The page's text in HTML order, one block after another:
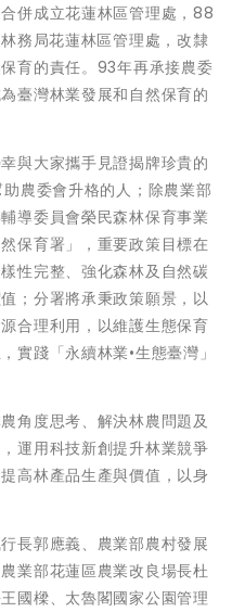
併成立花蓮林區管理處，88
務局花蓮林區管理處，改隸
育的責任。93年再承接農委
臺灣林業發展和自然保育的
與大家攜手見證揭牌珍貴的
農委會升格的人；除農業部
導委員會榮民森林保育事業
保育署」，重要政策目標在
性完整、強化森林及自然碳
；分署將承秉政策願景，以
合理利用，以維護生態保育
實踐「永續林業•生態臺灣」
角度思考、解決林農問題及
運用科技新創提升林業競爭
高林產品生產與價值，以身
長郭應義、農業部農村發展
業部花蓮區農業改良場長杜
國樑、太魯閣國家公園管理